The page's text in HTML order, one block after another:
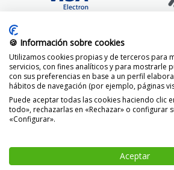
© 2014 -2026
🍪 Información sobre cookies
Utilizamos cookies propias y de terceros para
servicios, con fines analíticos y para mostrarle
con sus preferencias en base a un perfil
hábitos de navegación (por ejemplo, páginas
Puede aceptar todas las cookies haciendo clic
todo», rechazarlas en «Rechazar» o configurar
«Configurar».
Aceptar